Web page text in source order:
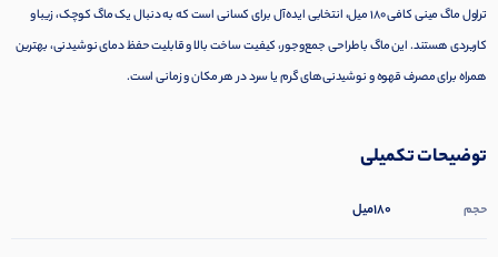
تراول ماگ مینی کافی 180 میل، انتخابی ایده‌آل برای کسانی است که به دنبال یک ماگ کوچک، زیبا و
کاربردی هستند. این ماگ با طراحی جمع‌وجور، کیفیت ساخت بالا و قابلیت حفظ دمای نوشیدنی، بهترین
همراه برای مصرف قهوه و نوشیدنی‌های گرم یا سرد در هر مکان و زمانی است.
توضیحات تکمیلی
حجم 180میل